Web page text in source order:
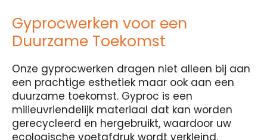
Gyprocwerken voor een
Duurzame Toekomst
Onze gyprocwerken dragen niet alleen bij aan
een prachtige esthetiek maar ook aan een
duurzame toekomst. Gyproc is een
milieuvriendelijk materiaal dat kan worden
gerecycleerd en hergebruikt, waardoor uw
ecologische voetafdruk wordt verkleind.